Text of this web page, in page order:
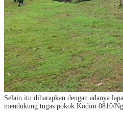
Selain itu diharapkan dengan adanya
mendukung tugas pokok Kodim 0810/